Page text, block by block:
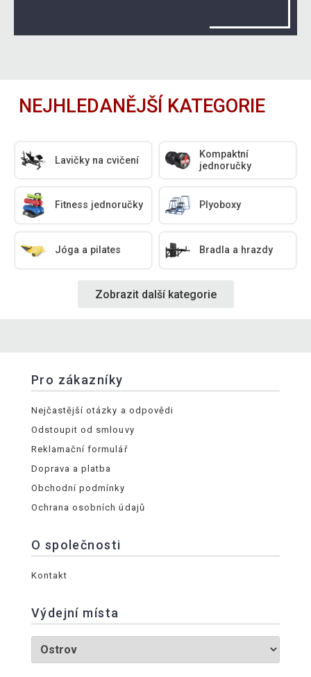
NEJHLEDANĚJŠÍ KATEGORIE
Lavičky na cvičení
Kompaktní
jednoručky
Fitness jednoručky Plyoboxy
Jóga a pilates Bradla a hrazdy
Zobrazit další kategorie
Pro zákazníky
Nejčastější otázky a odpovědi
Odstoupit od smlouvy
Reklamační formulář
Doprava a platba
Obchodní podmínky
Ochrana osobních údajů
O společnosti
Kontakt
Výdejní místa